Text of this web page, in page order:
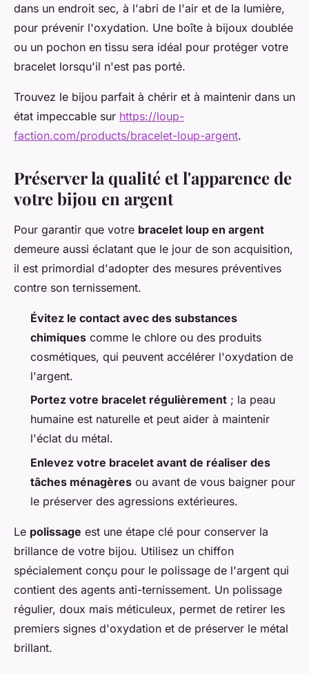
dans un endroit sec, à l'abri de l'air et de la lumière,
pour prévenir l'oxydation. Une boîte à bijoux doublée
ou un pochon en tissu sera idéal pour protéger votre
bracelet lorsqu'il n'est pas porté.
Trouvez le bijou parfait à chérir et à maintenir dans un
état impeccable sur https://loup-
faction.com/products/bracelet-loup-argent.
Préserver la qualité et l'apparence de
votre bijou en argent
Pour garantir que votre bracelet loup en argent
demeure aussi éclatant que le jour de son acquisition,
il est primordial d'adopter des mesures préventives
contre son ternissement.
Évitez le contact avec des substances
chimiques comme le chlore ou des produits
cosmétiques, qui peuvent accélérer l'oxydation de
l'argent.
Portez votre bracelet régulièrement ; la peau
humaine est naturelle et peut aider à maintenir
l'éclat du métal.
Enlevez votre bracelet avant de réaliser des
tâches ménagères ou avant de vous baigner pour
le préserver des agressions extérieures.
Le polissage est une étape clé pour conserver la
brillance de votre bijou. Utilisez un chiffon
spécialement conçu pour le polissage de l'argent qui
contient des agents anti-ternissement. Un polissage
régulier, doux mais méticuleux, permet de retirer les
premiers signes d'oxydation et de préserver le métal
brillant.